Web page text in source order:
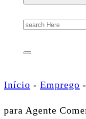
Search
for:
Início - Emprego -
para Agente